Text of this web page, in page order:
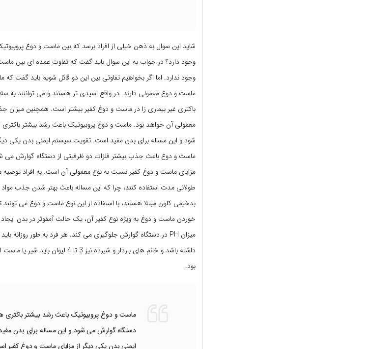
شاید این سوال به ذهن خیلی از افراد برسد که بین ماست و دوغ
وجود دارد؟ در جواب به این سوال باید گفت که تفاوت عمده ای بین
ماست و دوغ معمولی دارند. در واقع اسیدی تر هستند و می تواننند به
باکتری غیر بیماری زا در ماست و دوغ کفیر بیشتر است. همچنین میزان
معمولی آن خواهد بود. ماست و دوغ پروبیوتیک باعث رشد بیشتر
شود و این مساله برای بدن مفید است. تقویت سیستم ایمنی بدن یکی
ماست و دوغ باعث جذب بیشتر فلزات دو ظرفیتی از دستگاه گوارش می
مزایای ماست و دوغ کفیر نسبت به نوع معمولی آن است. به افراد
طولانی مدت استفاده کنند، چرا که این مساله باعث بهتر شدن جذب
بدخیمی کلون مبتلا هستند، با استفاده از این نوع ماست و دوغ می تونند
خوردن ماست و دوغ به ویژه نوع کفیر آن، یک حالت آمفوتر در بدن ایجاد
داشته باشد و خانم های باردار و شیرده
بود.
ماست و دوغ پروبیوتیک باعث رشد بیشتر باکتری
دستگاه گوارش می شود و این مساله برای بدن
ایمنی بدن یکی دیگر از مزایای ماست و دوغ کفیر